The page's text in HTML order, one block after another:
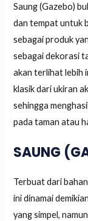
Saung (Gazebo)
dan tempat untuk
sebagai produk
sebagai dekorasi
akan terlihat lebih
klasik dari ukiran
sehingga
pada taman atau
SAUNG
Terbuat dari
ini dinamai
yang simpel,